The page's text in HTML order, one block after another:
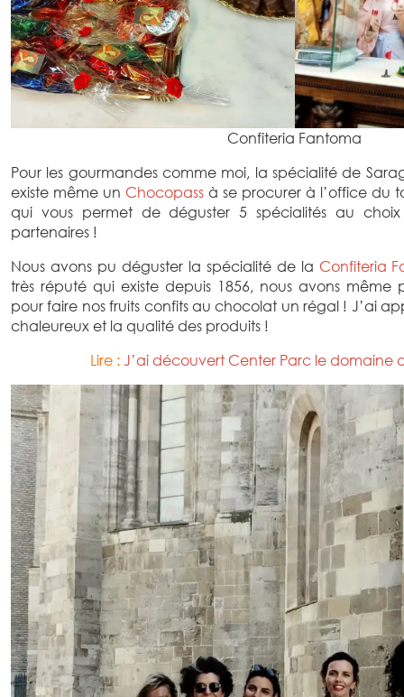
Confiteria Fantoma
Pour les gourmandes comme moi, la spécialité de
existe même un Chocopass à se procurer à l’office du
qui vous permet de déguster 5 spécialités au choix
partenaires !
Nous avons pu déguster la spécialité de la Confiteria
très réputé qui existe depuis 1856, nous avons
pour faire nos fruits confits au chocolat un régal ! J’ai
chaleureux et la qualité des produits !
Lire : J’ai découvert Center Parc le domaine